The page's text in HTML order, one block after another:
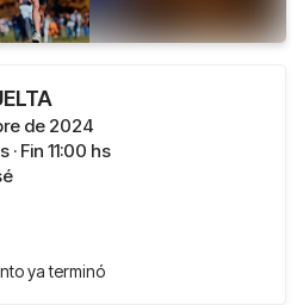
de 2024
Fin 11:00 hs
ya terminó